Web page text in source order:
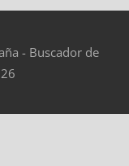
- Buscador de